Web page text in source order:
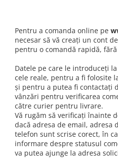
Pentru a comanda online pe
necesar să vă creați un cont
pentru o comandă rapidă,
Datele pe care le introduceți
cele reale, pentru a fi folosite
și pentru a putea fi contactați
vânzări pentru verificarea
către curier pentru livrare.
Vă rugăm să verificați înainte
dacă adresa de email, adresa
telefon sunt scrise corect, în
informare despre statusul
va putea ajunge la adresa